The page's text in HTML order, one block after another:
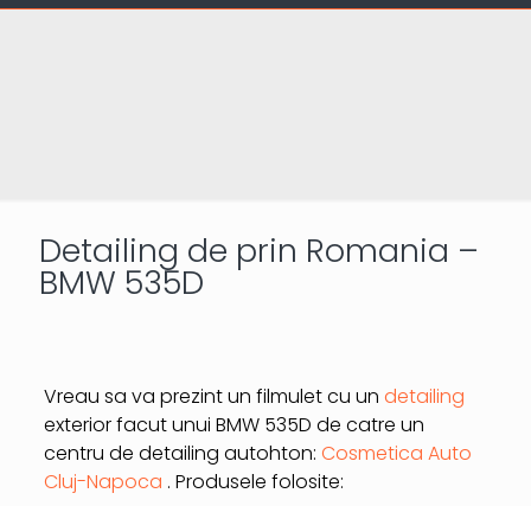
Detailing de prin Romania –
BMW 535D
Vreau sa va prezint un filmulet cu un detailing
exterior facut unui BMW 535D de catre un
centru de detailing autohton: Cosmetica Auto
Cluj-Napoca . Produsele folosite: